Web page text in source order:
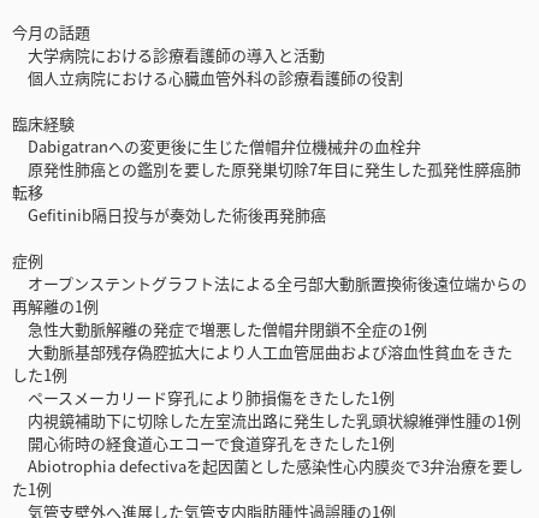
今月の話題
大学病院における診療看護師の導入と活動
個人立病院における心臓血管外科の診療看護師の役割
臨床経験
Dabigatranへの変更後に生じた僧帽弁位機械弁の血栓弁
原発性肺癌との鑑別を要した原発巣切除7年目に発生した孤発性膵癌肺
転移
Gefitinib隔日投与が奏効した術後再発肺癌
症例
オープンステントグラフト法による全弓部大動脈置換術後遠位端からの
再解離の1例
急性大動脈解離の発症で増悪した僧帽弁閉鎖不全症の1例
大動脈基部残存偽腔拡大により人工血管屈曲および溶血性貧血をきた
した1例
ペースメーカリード穿孔により肺損傷をきたした1例
内視鏡補助下に切除した左室流出路に発生した乳頭状線維弾性腫の1例
開心術時の経食道心エコーで食道穿孔をきたした1例
Abiotrophia defectivaを起因菌とした感染性心内膜炎で3弁治療を要し
た1例
気管支壁外へ進展した気管支内脂肪腫性過誤腫の1例